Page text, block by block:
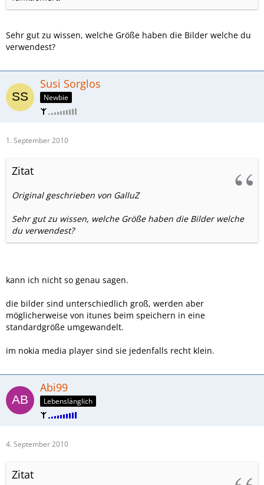
Sehr gut zu wissen, welche Größe haben die Bilder welche du
verwendest?
Susi Sorglos
Newbie
1. September 2010
Zitat
Original geschrieben von GalluZ
Sehr gut zu wissen, welche Größe haben die Bilder welche
du verwendest?
kann ich nicht so genau sagen.
die bilder sind unterschiedlich groß, werden aber
möglicherweise von itunes beim speichern in eine
standardgröße umgewandelt.
im nokia media player sind sie jedenfalls recht klein.
Abi99
Lebenslänglich
4. September 2010
Zitat